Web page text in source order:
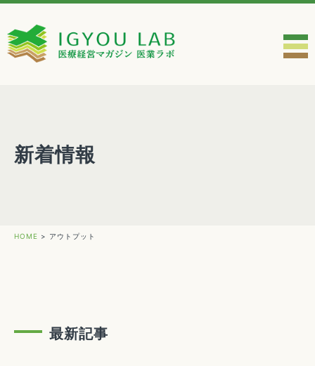
新着情報
HOME > アウトプット
最新記事